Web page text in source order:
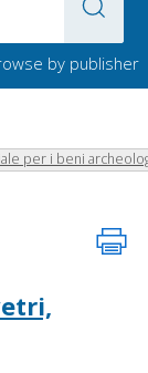
by publisher
per i beni